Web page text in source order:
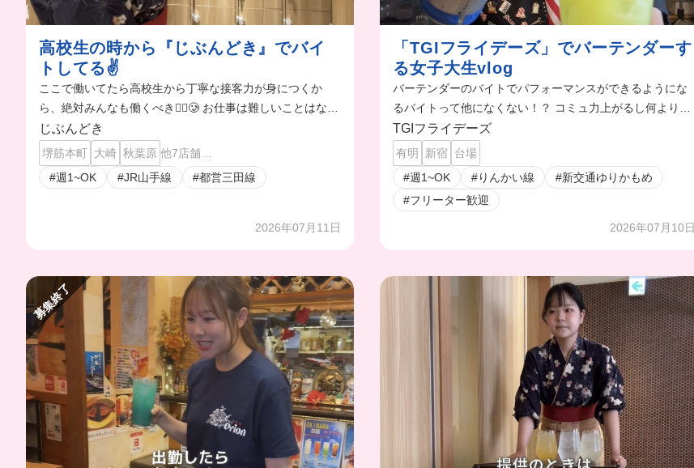
高校生の時から『じぶんどき』でバイ
トしてる✌️
ここで働いてたら高校生から丁寧な接客力が身につくか
ら、絶対みんなも働くべき❤️‍🔥🥲 お仕事は難しいことはない
から、すぐに慣れていけるよ🐣
じぶんどき
堺筋本町 大崎 秋葉原 他7店舗…
#週1~OK
#JR山手線 #都営三田線
2026年07月11日
「TGIフライデーズ」でバーテンダーす
る女子大生vlog
バーテンダーのバイトでパフォーマンスができるようにな
るバイトって他になくない！？ コミュ力上がるし何より楽
しい😆 友達も勝手に増えてくから充実した人生になっちゃ
いそう🤭
TGIフライデーズ
有明 新宿
台場
#週1~OK
#りんかい線
#新交通ゆりかもめ
#フリーター歓迎
2026年07月10日
募集終了